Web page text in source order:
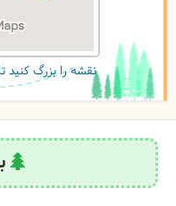
نقشه را بزرگ کنید